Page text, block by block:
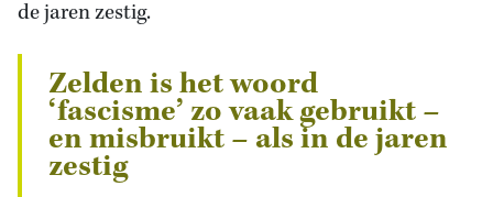
de jaren zestig.
Zelden is het woord
‘fascisme’ zo vaak gebruikt –
en misbruikt – als in de jaren
zestig